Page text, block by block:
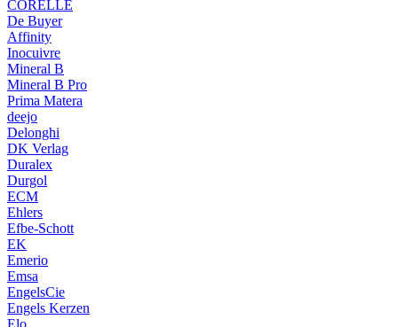
CORELLE
De Buyer
Affinity
Inocuivre
Mineral B
Mineral B Pro
Prima Matera
deejo
Delonghi
DK Verlag
Duralex
Durgol
ECM
Ehlers
Efbe-Schott
EK
Emerio
Emsa
EngelsCie
Engels Kerzen
Elo